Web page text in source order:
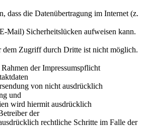
dass die Datenübertragung im Internet (z.
Mail) Sicherheitslücken aufweisen kann.
dem Zugriff durch Dritte ist nicht möglich.
der Impressumspflicht
von nicht ausdrücklich
und
wird hiermit ausdrücklich
der
rechtliche Schritte im Falle der